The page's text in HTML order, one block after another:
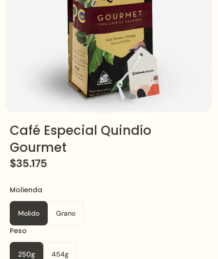
Café Especial Quindío
Gourmet
$35.175
Molienda
Molido Grano
Peso
250g 454g